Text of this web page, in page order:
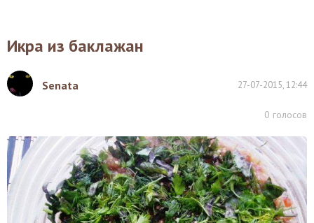
Икра из баклажан
Senata 27-07-2015, 12:44
0 голосов